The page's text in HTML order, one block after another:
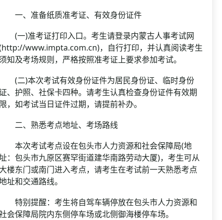
、准备纸质准考证、有效身份证件
一)准考证打印入口。考生请登录内蒙古人事考试网
www.impta.com.cn)，自行打印，并认真阅读考生
知及考场规则，严格按照准考证上要求参加考试。
二)本次考试有效身份证件为居民身份证、临时身份
、护照、社保卡四种。请考生认真检查身份证件有效期
，如考试当日证件过期，请提前补办。
、熟悉考点地址、考场路线
次考试考点设在包头市人力资源和社会保障局(地
：包头市九原区赛罕街道建华南路劳动大厦)，考生可从
楼东门或南门进入考点，请考生在考试前一天熟悉考点
址和交通路线。
别提醒：考生将自驾车辆停放在包头市人力资源和
会保障局院内东侧停车场或北侧御海楼停车场。